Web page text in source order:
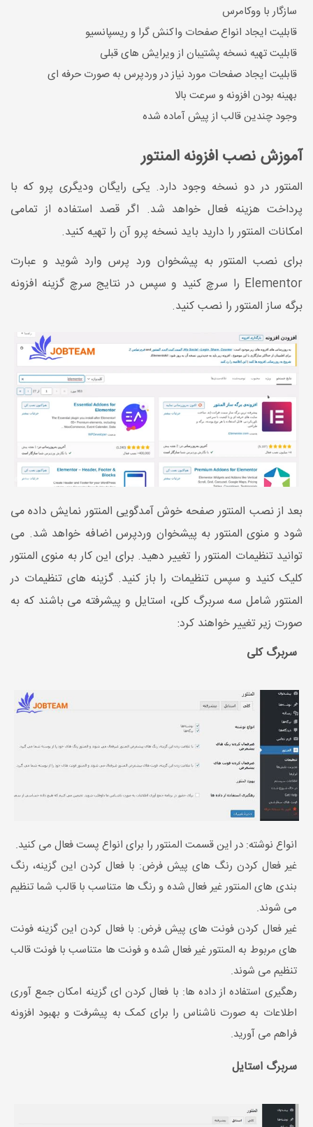
سازگار با ووکامرس
قابلیت ایجاد انواع صفحات واکنش گرا و ریسپانسیو
قابلیت تهیه نسخه پشتیبان از ویرایش های قبلی
قابلیت ایجاد صفحات مورد نیاز در وردپرس به صورت حرفه ای
بهینه بودن افزونه و سرعت بالا
وجود چندین قالب از پیش آماده شده
آموزش نصب افزونه المنتور
المنتور در دو نسخه وجود دارد. یکی رایگان ودیگری پرو که با
پرداخت هزینه فعال خواهد شد. اگر قصد استفاده از تمامی
امکانات المنتور را دارید باید نسخه پرو آن را تهیه کنید.
برای نصب المنتور به پیشخوان ورد پرس وارد شوید و عبارت
Elementor را سرچ کنید و سپس در نتایج سرچ گزینه افزونه
برگه ساز المنتور را نصب کنید.
بعد از نصب المنتور صفحه خوش آمدگویی المنتور نمایش داده می
شود و منوی المنتور به پیشخوان وردپرس اضافه خواهد شد. می
توانید تنظیمات المنتور را تغییر دهید. برای این کار به منوی المنتور
کلیک کنید و سپس تنظیمات را باز کنید. گزینه های تنظیمات در
المنتور شامل سه سربرگ کلی، استایل و پیشرفته می باشند که به
صورت زیر تغییر خواهند کرد:
سربرگ کلی
انواع نوشته: در این قسمت المنتور را برای انواع پست فعال می کنید.
غیر فعال کردن رنگ های پیش فرض: با فعال کردن این گزینه، رنگ
بندی های المنتور غیر فعال شده و رنگ ها متناسب با قالب شما تنظیم
می شوند.
غیر فعال کردن فونت های پیش فرض: با فعال کردن این گزینه فونت
های مربوط به المنتور غیر فعال شده و فونت ها متناسب با فونت قالب
تنظیم می شوند.
رهگیری استفاده از داده ها: با فعال کردن ای گزینه امکان جمع آوری
اطلاعات به صورت ناشناس را برای کمک به پیشرفت و بهبود افزونه
فراهم می آورید.
سربرگ استایل